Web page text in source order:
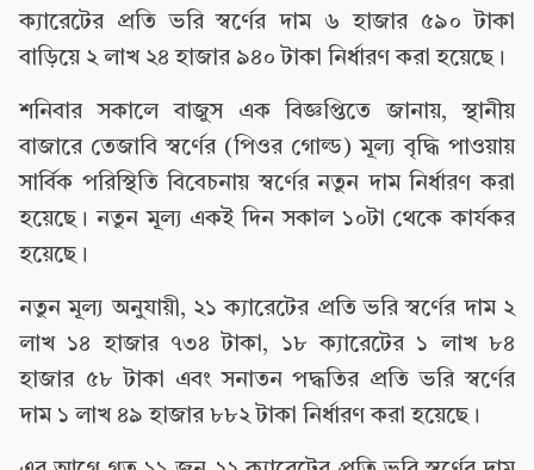
ক্যারেটের প্রতি ভরি স্বর্ণের দাম ৬ হাজার ৫৯০ টাকা
বাড়িয়ে ২ লাখ ২৪ হাজার ৯৪০ টাকা নির্ধারণ করা হয়েছে।
শনিবার সকালে বাজুস এক বিজ্ঞপ্তিতে জানায়, স্থানীয়
বাজারে তেজাবি স্বর্ণের (পিওর গোল্ড) মূল্য বৃদ্ধি পাওয়ায়
সার্বিক পরিস্থিতি বিবেচনায় স্বর্ণের নতুন দাম নির্ধারণ করা
হয়েছে। নতুন মূল্য একই দিন সকাল ১০টা থেকে কার্যকর
হয়েছে।
নতুন মূল্য অনুযায়ী, ২১ ক্যারেটের প্রতি ভরি স্বর্ণের দাম ২
লাখ ১৪ হাজার ৭৩৪ টাকা, ১৮ ক্যারেটের ১ লাখ ৮৪
হাজার ৫৮ টাকা এবং সনাতন পদ্ধতির প্রতি ভরি স্বর্ণের
দাম ১ লাখ ৪৯ হাজার ৮৮২ টাকা নির্ধারণ করা হয়েছে।